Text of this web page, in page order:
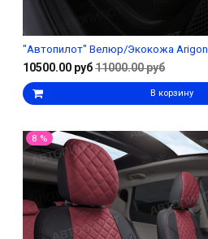
"Автопилот" Велюр/Экокожа Arigon
10500.00 руб11000.00 руб
В корзину
8 %